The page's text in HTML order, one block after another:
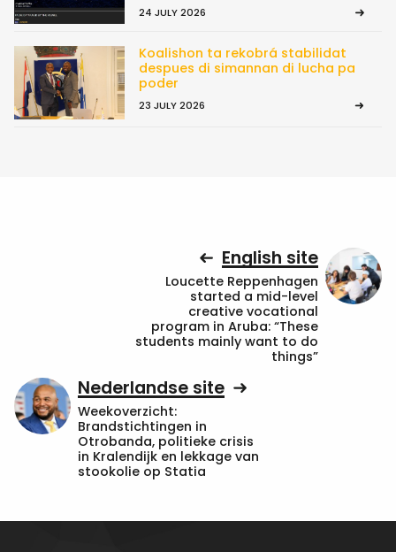
24 JULY 2026
Koalishon ta rekobrá stabilidat
despues di simannan di lucha pa
poder
23 JULY 2026
English site
Loucette Reppenhagen
started a mid-level
creative vocational
program in Aruba: “These
students mainly want to do
things”
Nederlandse site
Weekoverzicht:
Brandstichtingen in
Otrobanda, politieke crisis
in Kralendijk en lekkage van
stookolie op Statia